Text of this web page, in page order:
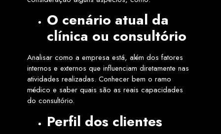
O cenário atual da
clínica ou consultório
Analisar como a empresa está, além dos fatores
internos e externos que influenciam diretamente nas
atividades realizadas. Conhecer bem o ramo
médico e saber quais são as reais capacidades
do consultório.
Perfil dos clientes